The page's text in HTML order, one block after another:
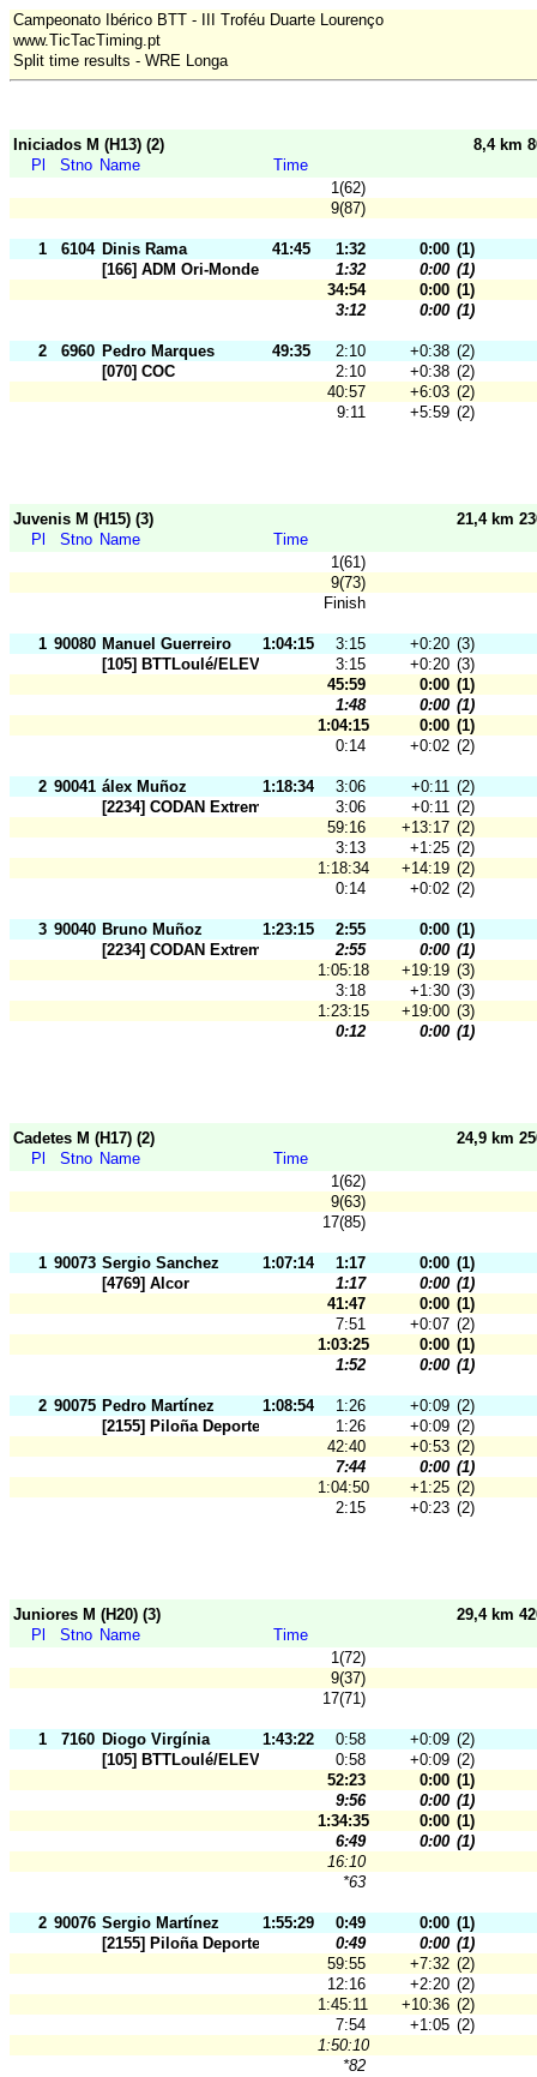
Campeonato Ibérico BTT - III Troféu Duarte Lourenço
www.TicTacTiming.pt
Split time results - WRE Longa
Iniciados M (H13) (2)
8,4 km
Pl
Stno Name
Time
1(62)
9(87)
1 6104 Dinis Rama 41:45 1:32 0:00 (1)
[166] ADM Ori-Mondego
1:32 0:00 (1)
34:54
0:00 (1)
3:12
0:00 (1)
2 6960 Pedro Marques 49:35 2:10 +0:38 (2)
[070] COC
2:10 +0:38 (2)
40:57
+6:03 (2)
9:11
+5:59 (2)
Juvenis M (H15) (3)
21,4 km
Pl
Stno Name
Time
1(61)
9(73)
Finish
1 90080 Manuel Guerreiro 1:04:15 3:15 +0:20 (3)
[105] BTTLoulé/ELEVIS
3:15 +0:20 (3)
45:59
0:00 (1)
1:48
0:00 (1)
1:04:15
0:00 (1)
0:14
+0:02 (2)
2 90041 álex Muñoz 1:18:34 3:06 +0:11 (2)
[2234] CODAN Extremadura
3:06 +0:11 (2)
59:16
+13:17 (2)
3:13
+1:25 (2)
1:18:34
+14:19 (2)
0:14
+0:02 (2)
3 90040 Bruno Muñoz 1:23:15 2:55 0:00 (1)
[2234] CODAN Extremadura
2:55 0:00 (1)
1:05:18
+19:19 (3)
3:18
+1:30 (3)
1:23:15
+19:00 (3)
0:12
0:00 (1)
Cadetes M (H17) (2)
24,9 km
Pl
Stno Name
Time
1(62)
9(63)
17(85)
1 90073 Sergio Sanchez 1:07:14 1:17 0:00 (1)
[4769] Alcor
1:17 0:00 (1)
41:47
0:00 (1)
7:51
+0:07 (2)
1:03:25
0:00 (1)
1:52
0:00 (1)
2 90075 Pedro Martínez 1:08:54 1:26 +0:09 (2)
[2155] Piloña Deporte
1:26 +0:09 (2)
42:40
+0:53 (2)
7:44
0:00 (1)
1:04:50
+1:25 (2)
2:15
+0:23 (2)
Juniores M (H20) (3)
29,4 km
Pl
Stno Name
Time
1(72)
9(37)
17(71)
1 7160 Diogo Virgínia 1:43:22 0:58 +0:09 (2)
[105] BTTLoulé/ELEVIS
0:58 +0:09 (2)
52:23
0:00 (1)
9:56
0:00 (1)
1:34:35
0:00 (1)
6:49
0:00 (1)
16:10
*63
2 90076 Sergio Martínez 1:55:29 0:49 0:00 (1)
[2155] Piloña Deporte
0:49 0:00 (1)
59:55
+7:32 (2)
12:16
+2:20 (2)
1:45:11
+10:36 (2)
7:54
+1:05 (2)
1:50:10
*82